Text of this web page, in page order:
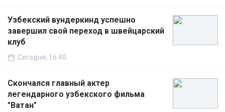
Узбекский вундеркинд успешно
завершил свой переход в швейцарский
клуб
Сегодня, 16:40
Скончался главный актер
легендарного узбекского фильма
"Ватан"